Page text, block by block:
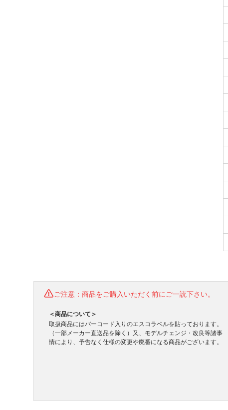
ご注意：商品をご購入いただく前にご一読下さい。
＜商品について＞
取扱商品にはバーコード入りのエスコラベルを貼っております。
（一部メーカー直送品を除く）又、モデルチェンジ・改良等諸事
情により、予告なく仕様の変更や廃番になる商品がございます。